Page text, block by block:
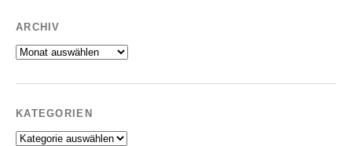
ARCHIV
Archiv
KATEGORIEN
Kategorien